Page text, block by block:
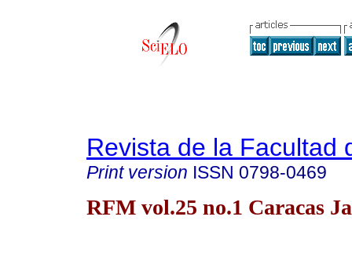
Revista de la Facultad
Print version ISSN 0798-0469
RFM vol.25 no.1 Caracas